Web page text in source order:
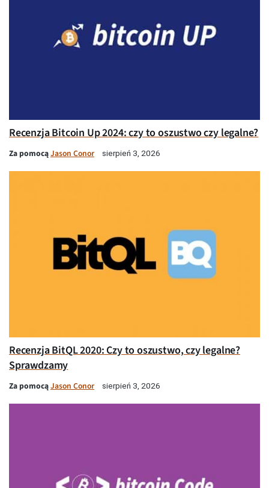
Recenzja Bitcoin Up 2024: czy to oszustwo czy legalne?
Za pomocąJason Conor sierpień 3, 2026
Recenzja BitQL 2020: Czy to oszustwo, czy legalne?
Sprawdzamy
Za pomocąJason Conor sierpień 3, 2026